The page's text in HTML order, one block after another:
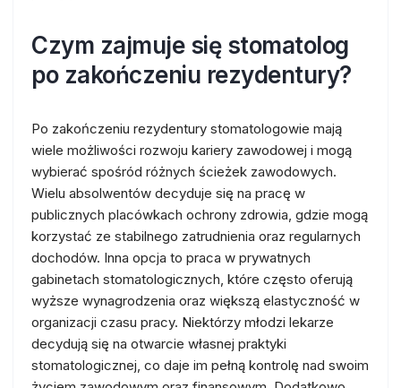
Czym zajmuje się stomatolog
po zakończeniu rezydentury?
Po zakończeniu rezydentury stomatologowie mają
wiele możliwości rozwoju kariery zawodowej i mogą
wybierać spośród różnych ścieżek zawodowych.
Wielu absolwentów decyduje się na pracę w
publicznych placówkach ochrony zdrowia, gdzie mogą
korzystać ze stabilnego zatrudnienia oraz regularnych
dochodów. Inna opcja to praca w prywatnych
gabinetach stomatologicznych, które często oferują
wyższe wynagrodzenia oraz większą elastyczność w
organizacji czasu pracy. Niektórzy młodzi lekarze
decydują się na otwarcie własnej praktyki
stomatologicznej, co daje im pełną kontrolę nad swoim